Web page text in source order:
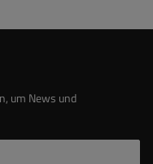
um News und